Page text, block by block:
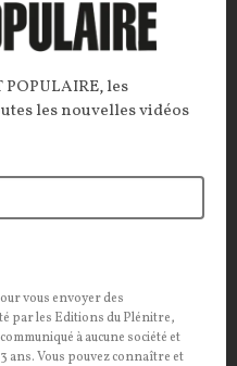
intérieures » :
Sénat, la grande
d’expression en
la jeunesse,
d'un contrôle
Avec l'objectif de
de surveillance ? Sur ce
de zèle…
15/07/2026 23 commentaires
les
les nouvelles vidéos
vous envoyer des
par les Editions du Plénitre,
à aucune société et
ans. Vous pouvez connaître et